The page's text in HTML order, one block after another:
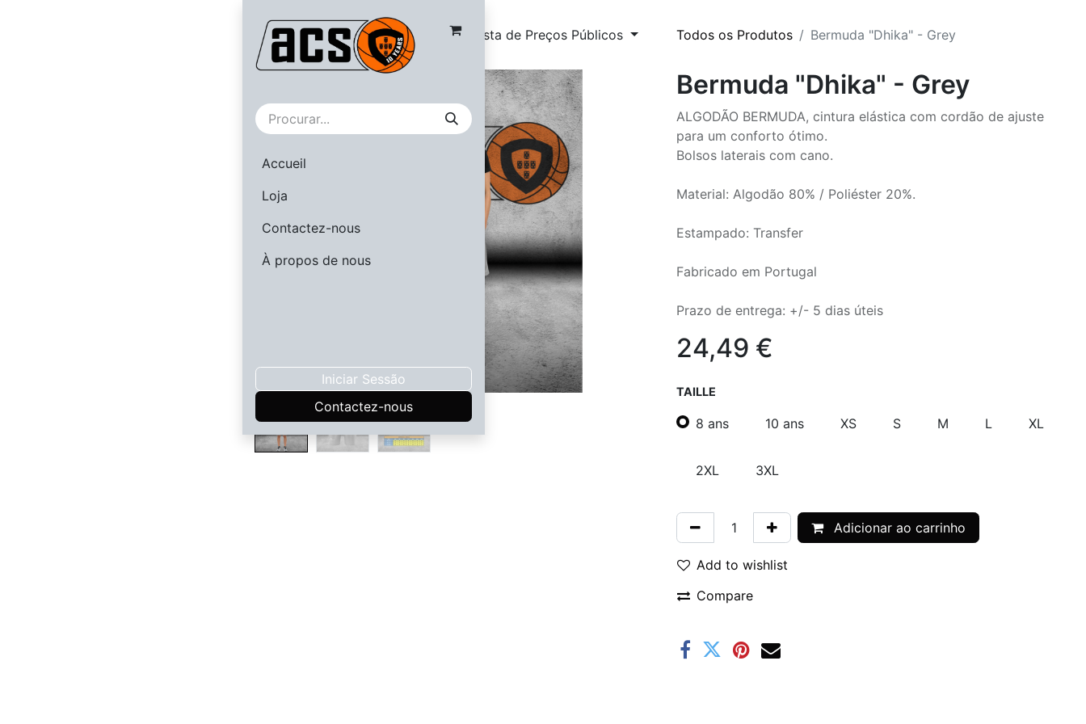
Accueil
Loja
Contactez-nous
À propos de nous
Iniciar Sessão
Contactez-nous
Lista de Preços Públicos Todos os Produtos Bermuda "Dhika" - Grey
Venda Bermuda "Dhika" - Grey
ALGODÃO BERMUDA, cintura elástica com cordão de ajuste
para um conforto ótimo.
Bolsos laterais com cano.
Material: Algodão 80% / Poliéster 20%.
Estampado: Transfer
Fabricado em Portugal
Prazo de entrega: +/- 5 dias úteis
24,49 €
TAILLE
8 ans 10 ans XS S M L XL
2XL 3XL
Adicionar ao carrinho
Add to wishlist
Compare